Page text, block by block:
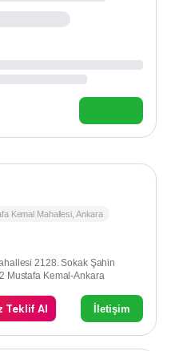
Kemal Mahallesi Ankara
2128. Sokak Şahin
Mustafa Kemal-Ankara
Teklif Al İletişim